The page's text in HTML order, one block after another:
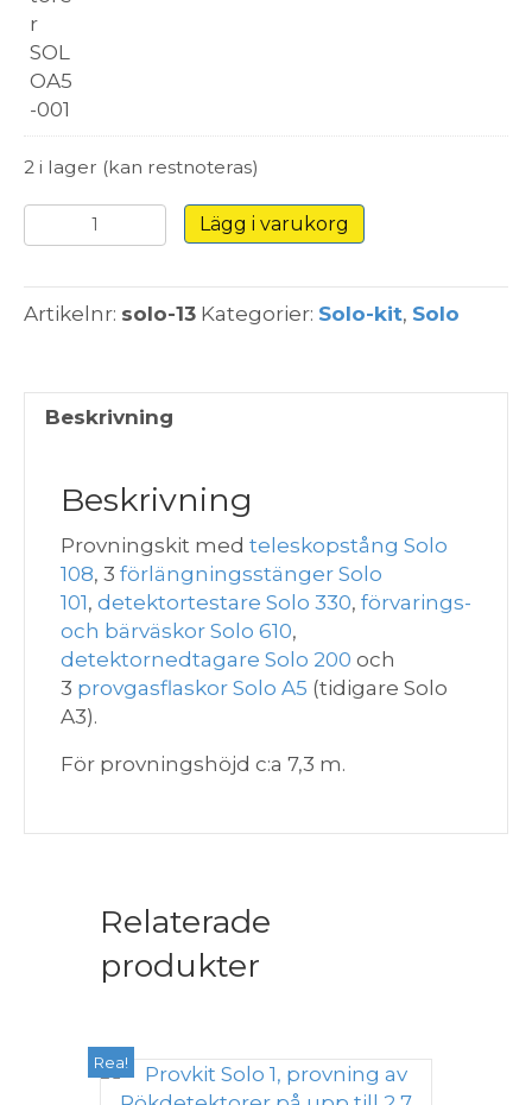
2 i lager (kan restnoteras)
Provkit
Solo
-
(Rök)
Nedtagare
Lägg i varukorg
Artikelnr: solo-13 Kategorier: Solo-kit, Solo
Beskrivning
Beskrivning
Provningskit med teleskopstång Solo
108, 3 förlängningsstänger Solo
101, detektortestare Solo 330, förvarings-
och bärväskor Solo 610,
detektornedtagare Solo 200 och
3 provgasflaskor Solo A5 (tidigare Solo
A3).
För provningshöjd c:a 7,3 m.
Relaterade
produkter
Rea!